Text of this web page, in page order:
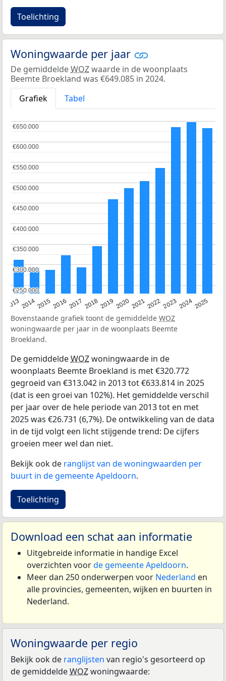
Toelichting
Woningwaarde per jaar
De gemiddeldeWOZwaarde in de woonplaats
Beemte Broekland was €649.085 in 2024.
Grafiek
Tabel
20132014201520162017 20182019 202020212022202320242025
€250.000
€250.000
€300.000
€300.000
€350.000
€350.000
€400.000
€400.000
€450.000
€450.000
€500.000
€500.000
€550.000
€550.000
€600.000
€600.000
€650.000
€650.000
Bovenstaande grafiek toont de gemiddelde WOZ
woningwaarde per jaar in de woonplaats Beemte
Broekland.
De gemiddeldeWOZwoningwaarde in de
woonplaats Beemte Broekland is met €320.772
gegroeid van €313.042 in 2013 tot €633.814 in 2025
(dat is een groei van 102%). Het gemiddelde verschil
per jaar over de hele periode van 2013 tot en met
2025 was €26.731 (6,7%). De ontwikkeling van de data
in de tijd volgt een licht stijgende trend: De cijfers
groeien meer wel dan niet.
Bekijk ook de ranglijst van de woningwaarden per
buurt in de gemeente Apeldoorn.
Toelichting
Download een schat aan informatie
Uitgebreide informatie in handige Excel
overzichten voorde gemeente Apeldoorn.
Meer dan 250 onderwerpen voor Nederland en
alle provincies, gemeenten, wijken en buurten in
Nederland.
Woningwaarde per regio
Bekijk ook de ranglijsten van regio's gesorteerd op
de gemiddeldeWOZwoningwaarde: